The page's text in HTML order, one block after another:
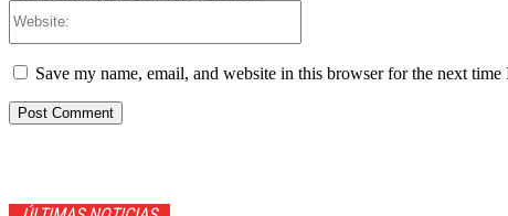
Save my name, email, and website in this browser for the next time